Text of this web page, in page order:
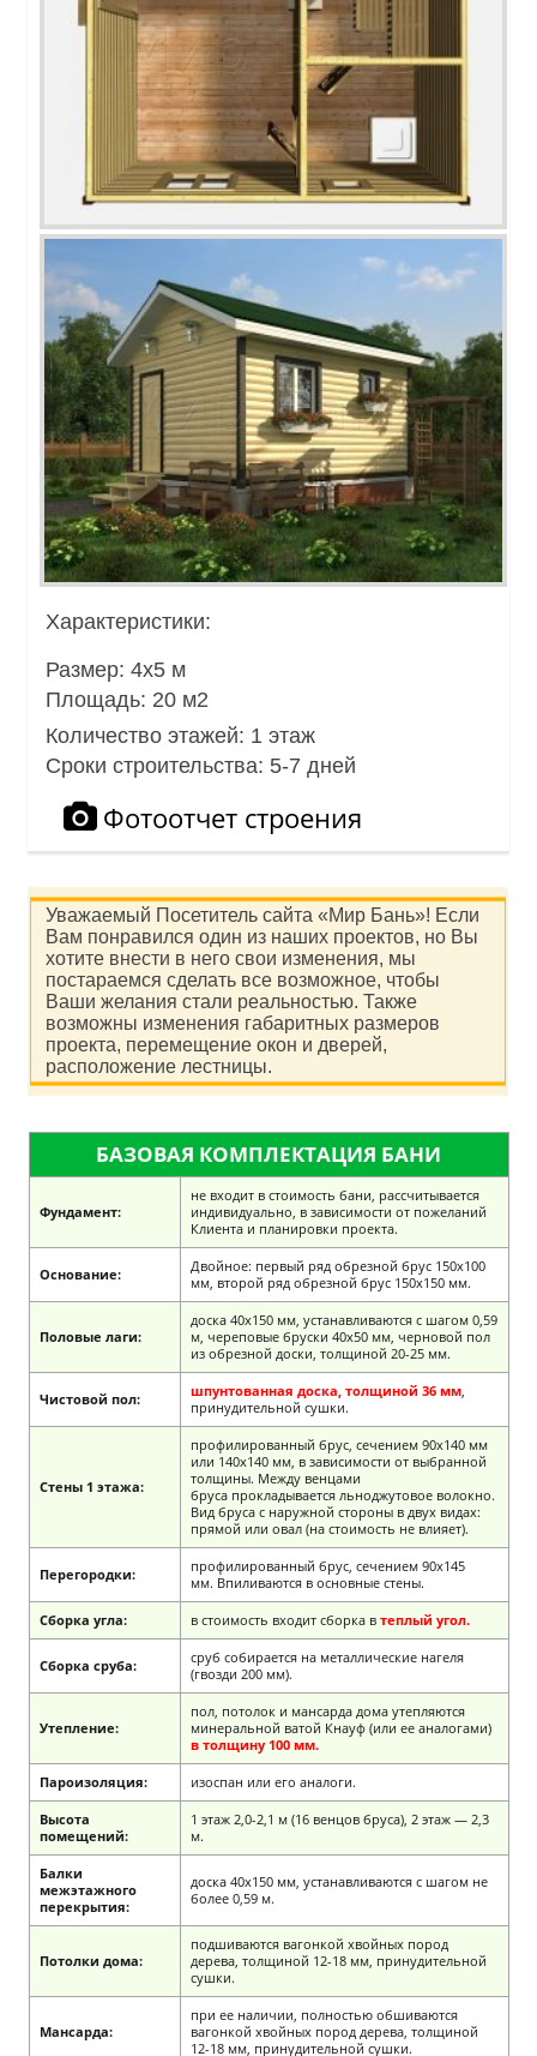
Характеристики:
Размер:4х5 м
Площадь: 20 м2
Количество этажей: 1 этаж
Сроки строительства: 5-7 дней
Фотоотчет строения
Уважаемый Посетитель сайта «Мир Бань»! Если
Вам понравился один из наших проектов, но Вы
хотите внести в него свои изменения, мы
постараемся сделать все возможное, чтобы
Ваши желания стали реальностью. Также
возможны изменения габаритных размеров
проекта, перемещение окон и дверей,
расположение лестницы.
БАЗОВАЯ КОМПЛЕКТАЦИЯ БАНИ
Фундамент:
не входит в стоимость бани, рассчитывается
индивидуально, в зависимости от пожеланий
Клиента и планировки проекта.
Основание:
Двойное: первый ряд обрезной брус 150х100
мм, второй ряд обрезной брус 150х150 мм.
Половые лаги:
доска 40х150 мм, устанавливаются с шагом 0,59
м, череповые бруски 40х50 мм, черновой пол
из обрезной доски, толщиной 20-25 мм.
Чистовой пол: шпунтованная доска, толщиной 36 мм,
принудительной сушки.
Стены 1 этажа:
профилированный брус, сечением 90х140 мм
или 140х140 мм, в зависимости от выбранной
толщины. Между венцами
бруса прокладывается льноджутовое волокно.
Вид бруса с наружной стороны в двух видах:
прямой или овал (на стоимость не влияет).
Перегородки:
профилированный брус, сечением 90х145
мм. Впиливаются в основные стены.
Сборка угла: в стоимость входит сборка в теплый угол.
Сборка сруба:
сруб собирается на металлические нагеля
(гвозди 200 мм).
Утепление:
пол, потолок и мансарда дома утепляются
минеральной ватой Кнауф (или ее аналогами)
в толщину 100 мм.
Пароизоляция: изоспан или его аналоги.
Высота
помещений:
1 этаж 2,0-2,1 м (16 венцов бруса), 2 этаж — 2,3
м.
Балки
межэтажного
перекрытия:
доска 40х150 мм, устанавливаются с шагом не
более 0,59 м.
Потолки дома:
подшиваются вагонкой хвойных пород
дерева, толщиной 12-18 мм, принудительной
сушки.
Мансарда:
при ее наличии, полностью обшиваются
вагонкой хвойных пород дерева, толщиной
12-18 мм, принудительной сушки.